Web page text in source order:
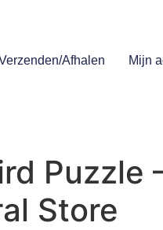
Afhalen Mijn
Puzzle
Store